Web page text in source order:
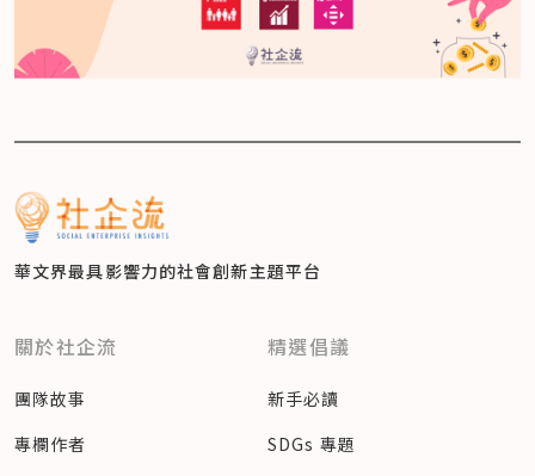
華文界最具影響力的社會創新主題平台
關於社企流
團隊故事
專欄作者
精選倡議
新手必讀
SDGs 專題